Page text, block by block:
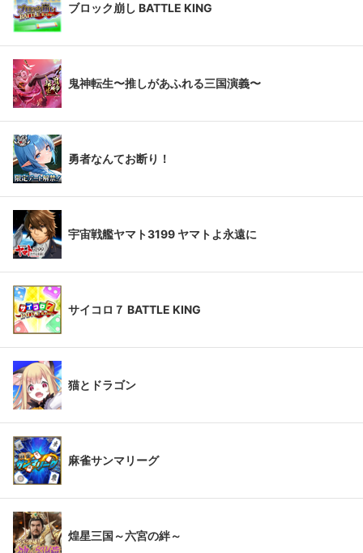
ブロック崩し BATTLE KING
鬼神転生〜推しがあふれる三国演義〜
勇者なんてお断り！
宇宙戦艦ヤマト3199 ヤマトよ永遠に
サイコロ７ BATTLE KING
猫とドラゴン
麻雀サンマリーグ
煌星三国～六宮の絆～